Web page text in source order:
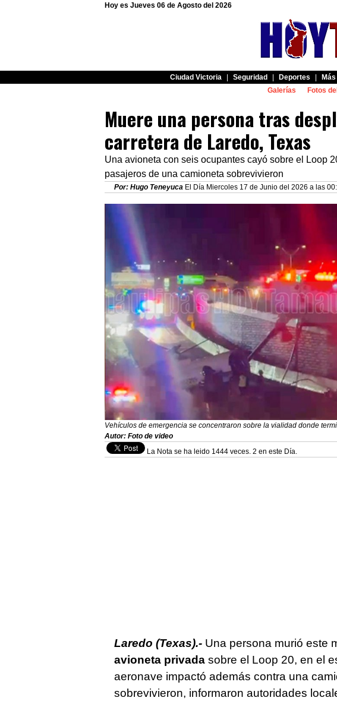
Hoy es Jueves 06 de Agosto del 2026
Ciudad Victoria Seguridad Deportes
Galerías
Fotos
Muere una persona tras
carretera de Laredo, Texas
Una avioneta con seis ocupantes cayó sobre el Loop
pasajeros de una camioneta sobrevivieron
Por: Hugo Teneyuca El Día Miercoles 17 de Junio del 2026 a las
Vehículos de emergencia se concentraron sobre la vialidad donde
Autor: Foto de video
La Nota se ha leido 1444 veces. 2 en este Día.
Laredo (Texas).- Una persona murió este
avioneta privada sobre el Loop 20, en el
aeronave impactó además contra una
sobrevivieron, informaron autoridades